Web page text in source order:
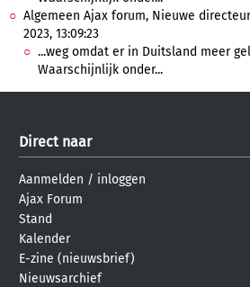
Algemeen Ajax forum, Nieuwe
2023, 13:09:23
...weg omdat er in Duitsland meer
Waarschijnlijk onder...
Direct naar
Aanmelden / inloggen
Ajax Forum
Stand
Kalender
E-zine (nieuwsbrief)
Nieuwsarchief